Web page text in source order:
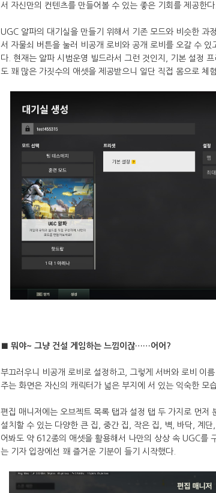
서 자신만의 컨텐츠를 만들어볼 수 있는 좋은 기회를 제공한다.
UGC 알파의 대기실을 만들기 위해서 기존 모드와 비슷한 과
서 자물쇠 버튼을 눌러 비공개 로비와 공개 로비를 오갈 수
다. 현재는 알파 시범운영 빌드라서 그런 것인지, 기본 설정
도 꽤 많은 가짓수의 애셋을 제공받으니 일단 직접 몸으로 체
■ 뭐야~ 그냥 건설 게임하는 느낌이잖……어어?
부끄러우니 비공개 로비로 설정하고, 그렇게 서버와 로비 이
주는 화면은 자신의 캐릭터가 넓은 부지에 서 있는 익숙한 모
편집 매니저에는 오브젝트 목록 탭과 설정 탭 두 가지로 먼저
설치할 수 있는 다양한 큰 집, 중간 집, 작은 집, 벽, 바닥, 계
어봐도 약 612종의 애셋을 활용해서 나만의 상상 속 UGC를
는 기자 입장에선 꽤 즐거운 기분이 들기 시작했다.